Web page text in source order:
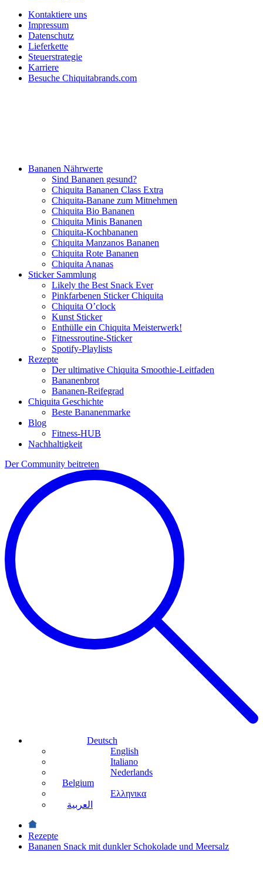
Kontaktiere uns
Impressum
Datenschutz
Lieferkette
Steuerstrategie
Karriere
Besuche Chiquitabrands.com
Bananen Nährwerte
Sind Bananen gesund?
Chiquita Bananen Class Extra
Chiquita-Banane zum Mitnehmen
Chiquita Bio Bananen
Chiquita Minis Bananen
Chiquita-Kochbananen
Chiquita Manzanos Bananen
Chiquita Rote Bananen
Chiquita Ananas
Sticker Sammlung
Likely the Best Snack Ever
Pinkfarbenen Sticker Chiquita
Chiquita O’clock
Kunst Sticker
Enthülle ein Chiquita Meisterwerk!
Fitnessroutine-Sticker
Spotify-Playlists
Rezepte
Der ultimative Chiquita Smoothie-Leitfaden
Bananenbrot
Bananen-Reifegrad
Chiquita Geschichte
Beste Bananenmarke
Blog
Fitness-HUB
Nachhaltigkeit
Der Community beitreten
Deutsch
English
Italiano
Nederlands
Belgium
Ελληνικα
العربية
Rezepte
Bananen Snack mit dunkler Schokolade und Meersalz